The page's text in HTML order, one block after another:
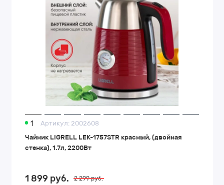
1 Артикул: 2002608
Чайник LIGRELL LEK-1757STR красный, (двойная
стенка), 1.7л, 2200Вт
1 899 руб. 2 299руб.